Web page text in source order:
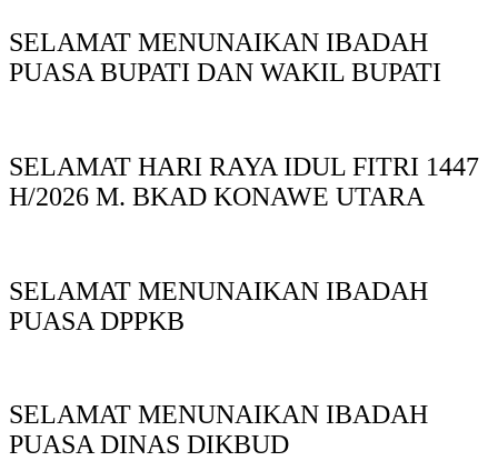
SELAMAT MENUNAIKAN IBADAH
PUASA BUPATI DAN WAKIL BUPATI
SELAMAT HARI RAYA IDUL FITRI 1447
H/2026 M. BKAD KONAWE UTARA
SELAMAT MENUNAIKAN IBADAH
PUASA DPPKB
SELAMAT MENUNAIKAN IBADAH
PUASA DINAS DIKBUD